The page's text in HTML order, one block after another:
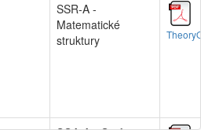
SSR-A -
Matematické
struktury